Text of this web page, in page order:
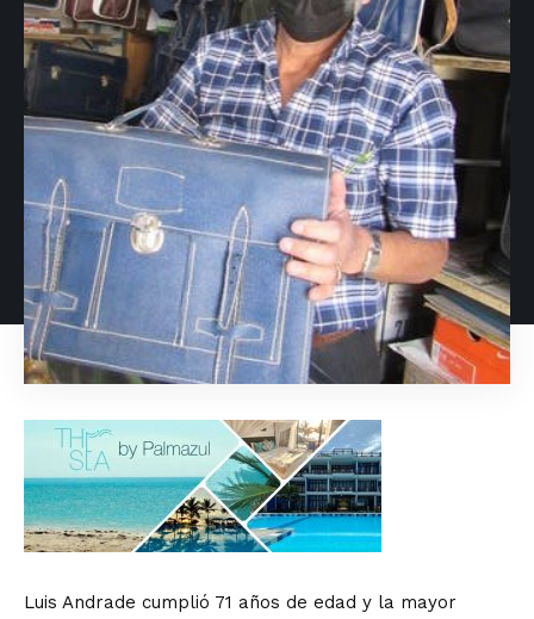
Luis Andrade cumplió 71 años de edad y la mayor